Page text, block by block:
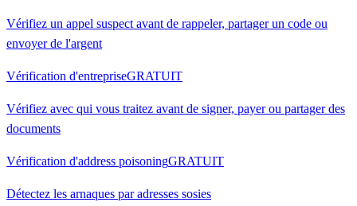
Vérifiez un appel suspect avant de rappeler, partager un code ou
envoyer de l'argent
Vérification d'entrepriseGRATUIT
Vérifiez avec qui vous traitez avant de signer, payer ou partager des
documents
Vérification d'address poisoningGRATUIT
Détectez les arnaques par adresses sosies